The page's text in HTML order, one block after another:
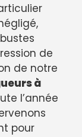
de
de notre
à
l’année
pour